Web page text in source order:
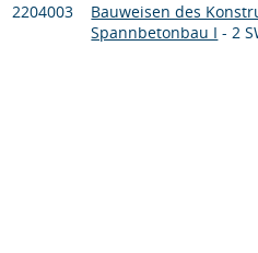
2204003
Bauweisen des
Spannbetonbau I - 2